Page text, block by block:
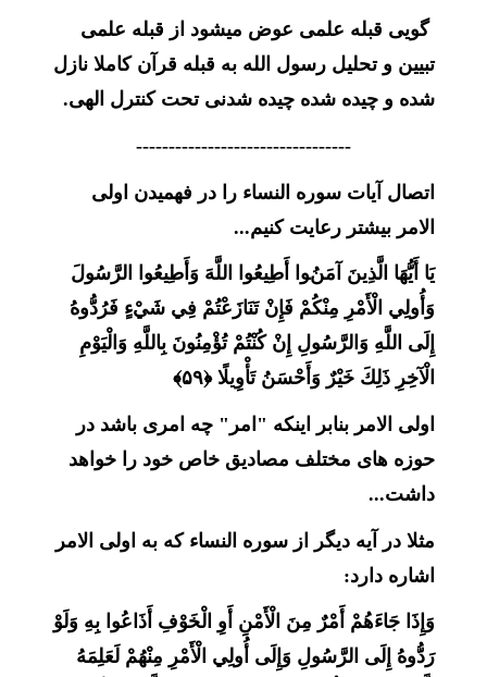
گویی قبله علمی عوض میشود از قبله علمی
تبیین و تحلیل رسول الله به قبله قرآن کاملا نازل
شده و چیده شده چیده شدنی تحت کنترل الهی.
---------------------------------
اتصال آیات سوره النساء را در فهمیدن اولی
الامر بیشتر رعایت کنیم...
يَا أَيُّهَا الَّذِينَ آمَنُوا أَطِيعُوا اللَّهَ وَأَطِيعُوا الرَّسُولَ
وَأُولِي الْأَمْرِ مِنْكُمْ فَإِنْ تَنَازَعْتُمْ فِي شَيْءٍ فَرُدُّوهُ
إِلَى اللَّهِ وَالرَّسُولِ إِنْ كُنْتُمْ تُؤْمِنُونَ بِاللَّهِ وَالْيَوْمِ
الْآخِرِ ذَلِكَ خَيْرٌ وَأَحْسَنُ تَأْوِيلًا ﴿۵۹﴾
اولی الامر بنابر اینکه "امر" چه امری باشد در
حوزه های مختلف مصادیق خاص خود را خواهد
داشت...
مثلا در آیه دیگر از سوره النساء که به اولی الامر
اشاره دارد:
وَإِذَا جَاءَهُمْ أَمْرٌ مِنَ الْأَمْنِ أَوِ الْخَوْفِ أَذَاعُوا بِهِ وَلَوْ
رَدُّوهُ إِلَى الرَّسُولِ وَإِلَى أُولِي الْأَمْرِ مِنْهُمْ لَعَلِمَهُ